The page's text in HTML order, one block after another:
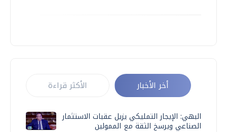
أخر الأخبار الأكثر قراءة
البهي: الإيجار التمليكي يزيل عقبات الاستثمار
الصناعي ويرسخ الثقة مع الممولين